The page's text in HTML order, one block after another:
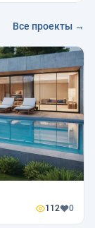
Все проекты →
112 0